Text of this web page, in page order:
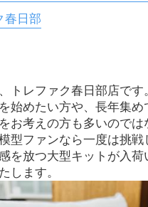
春日部
トレファク春日部店です
始めたい方や、長年集め
お考えの方も多いのでは
型ファンなら一度は挑
を放つ大型キットが入荷
します。